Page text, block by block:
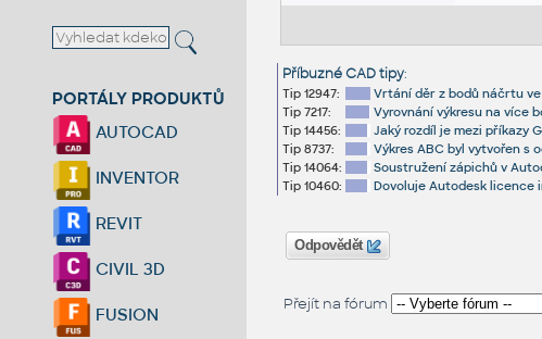
PORTÁLY PRODUKTŮ
AUTOCAD
INVENTOR
REVIT
CIVIL 3D
FUSION
Příbuzné CAD tipy:
Tip 12947:
Vrtání děr z bodů náčrtu ve
Tip 7217:
Vyrovnání výkresu na více
Tip 14456:
Jaký rozdíl je mezi příkazy
Tip 8737:
Výkres ABC byl vytvořen s
Tip 14064:
Soustružení zápichů v
Tip 10460:
Dovoluje Autodesk
Odpovědět
Přejít na fórum